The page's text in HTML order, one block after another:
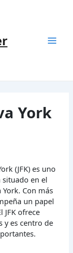
York
(JFK) es uno
en el
Con más
un papel
ofrece
y es centro de